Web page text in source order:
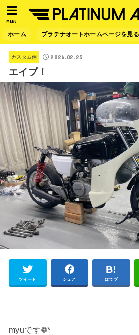
MENU
ホーム プラチナオートホームページを見る
カスタム例 2026.02.25
エイプ！
ツイート シェア はてブ
myuです❁*